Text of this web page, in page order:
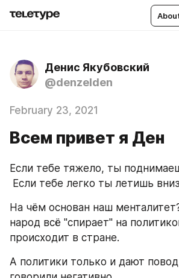
Денис Якубовский
@denzelden
February 23, 2021
Всем привет я Ден
Если тебе тяжело, ты
Если тебе легко ты летишь вниз
На чём основан наш
народ всё "спирает" на
происходит в стране.
А политики только и дают